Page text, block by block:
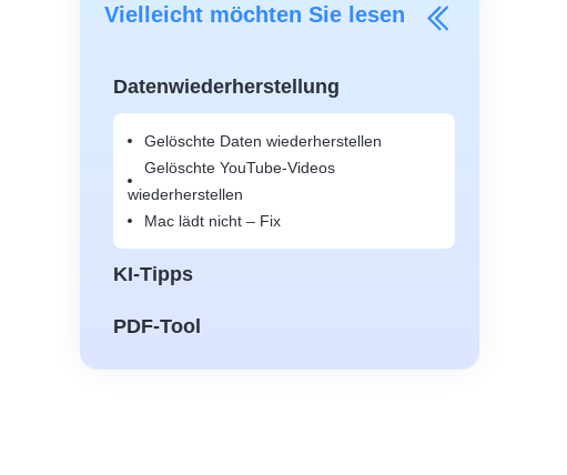
Vielleicht möchten Sie lesen
Datenwiederherstellung
Gelöschte Daten wiederherstellen
Gelöschte YouTube-Videos
wiederherstellen
Mac lädt nicht – Fix
KI-Tipps
PDF-Tool